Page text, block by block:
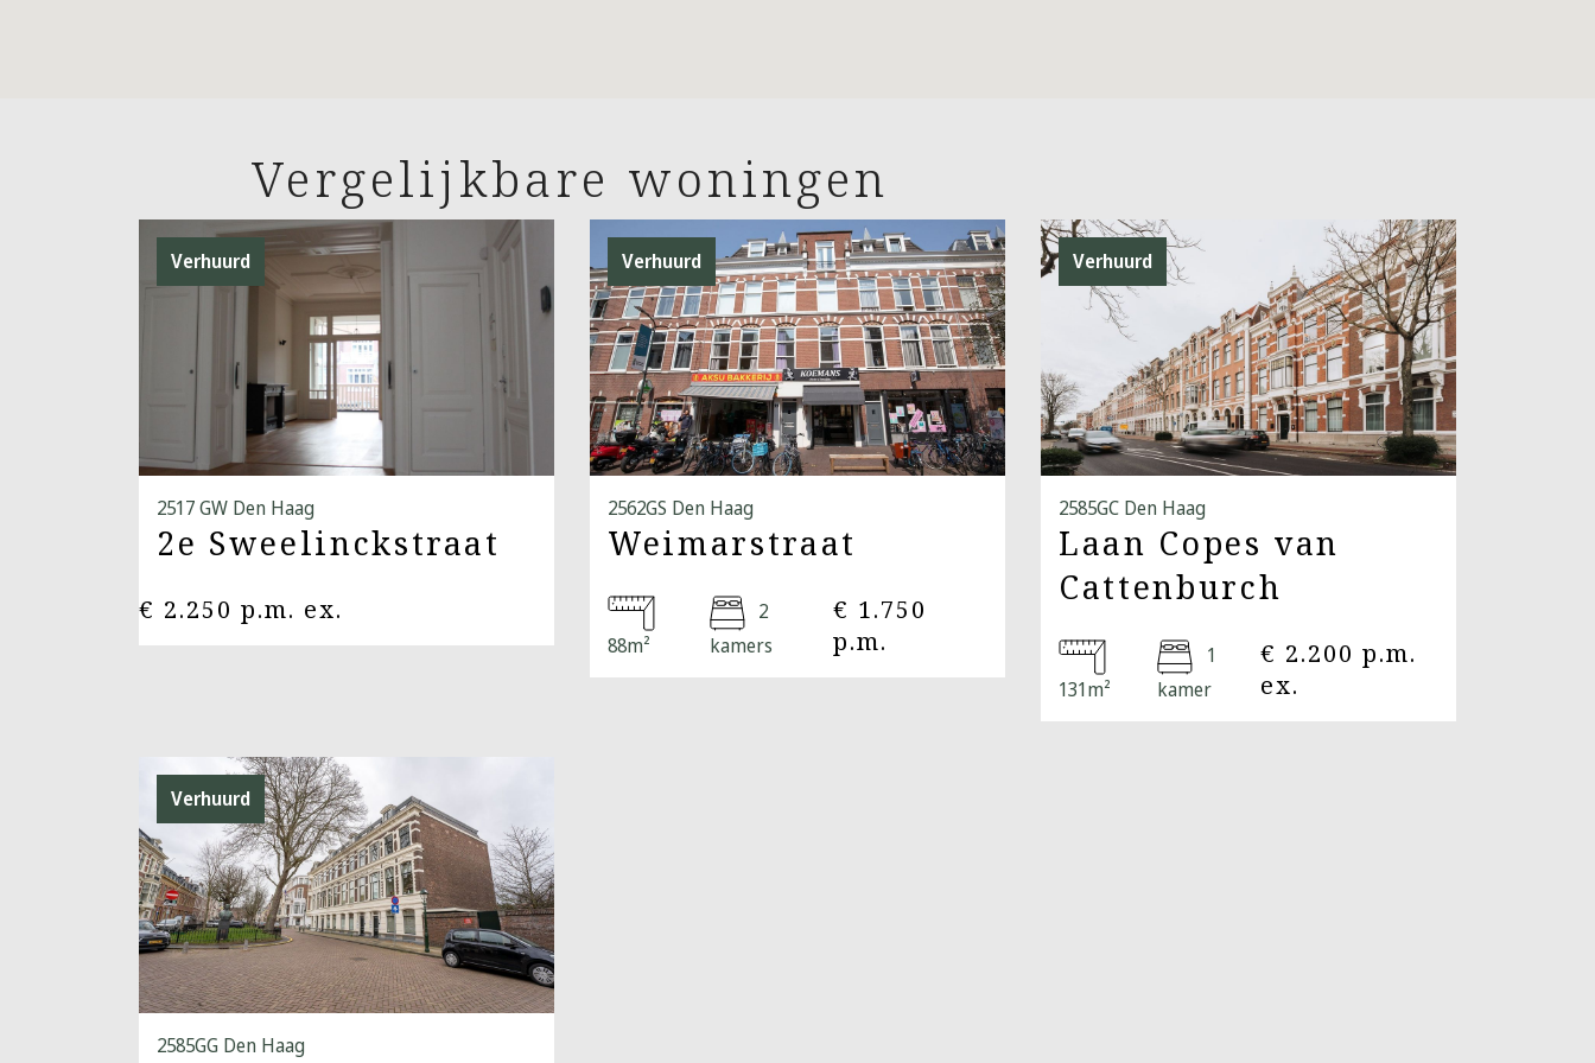
Vergelijkbare woningen
Verhuurd
2517 GW Den Haag
2e Sweelinckstraat
€ 2.250 p.m. ex.
Verhuurd
2562GS Den Haag
Weimarstraat
88m²
2
kamers
€ 1.750
p.m.
Verhuurd
2585GC Den Haag
Laan Copes van
Cattenburch
131m²
1
kamer
€ 2.200 p.m.
ex.
Verhuurd
2585GG Den Haag